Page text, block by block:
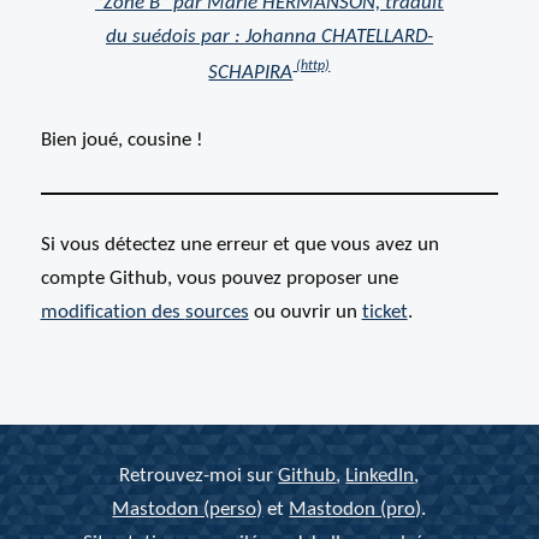
du suédois par : Johanna CHATELLARD-
SCHAPIRA
Bien joué, cousine !
Si vous détectez une erreur et que vous avez un
compte Github, vous pouvez proposer une
modification des sources ou ouvrir un ticket.
Retrouvez-moi surGithub, LinkedIn,
Mastodon (perso) et Mastodon (pro).